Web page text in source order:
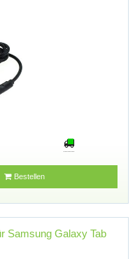
Bestellen
Samsung Galaxy Tab